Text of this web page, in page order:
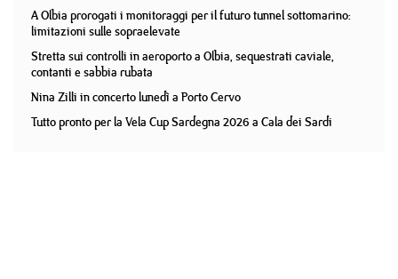
A Olbia prorogati i monitoraggi per il futuro tunnel sottomarino:
limitazioni sulle sopraelevate
Stretta sui controlli in aeroporto a Olbia, sequestrati caviale,
contanti e sabbia rubata
Nina Zilli in concerto lunedì a Porto Cervo
Tutto pronto per la Vela Cup Sardegna 2026 a Cala dei Sardi